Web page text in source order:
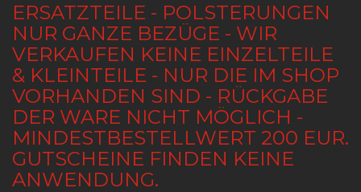
ERSATZTEILE - POLSTERUNGEN
NUR GANZE BEZÜGE - WIR
VERKAUFEN KEINE EINZELTEILE
& KLEINTEILE - NUR DIE IM SHOP
VORHANDEN SIND - RÜCKGABE
DER WARE NICHT MÖGLICH -
MINDESTBESTELLWERT 200 EUR.
GUTSCHEINE FINDEN KEINE
ANWENDUNG.